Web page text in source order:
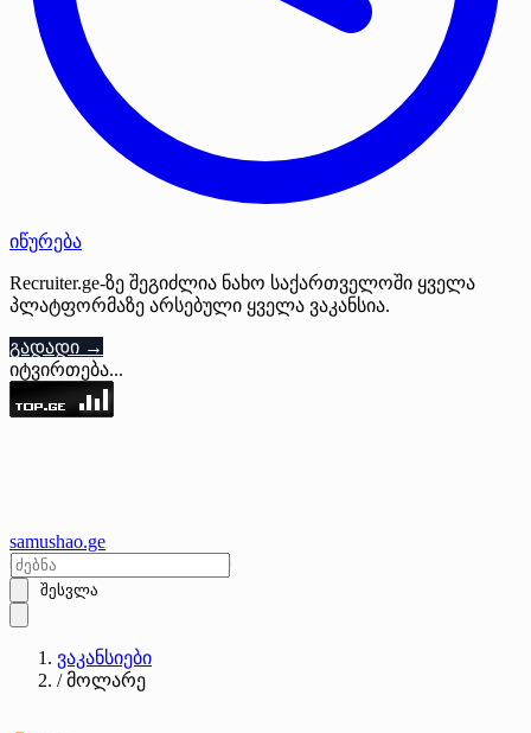
იწურება
Recruiter.ge-ზე შეგიძლია ნახო საქართველოში ყველა
პლატფორმაზე არსებული ყველა ვაკანსია.
გადადი →
იტვირთება...
samushao.ge
შესვლა
ვაკანსიები
/ მოლარე